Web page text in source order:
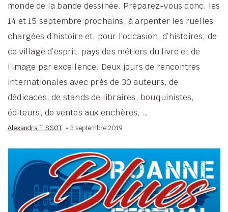
monde de la bande dessinée. Préparez-vous donc, les
14 et 15 septembre prochains, à arpenter les ruelles
chargées d’histoire et, pour l’occasion, d’histoires, de
ce village d’esprit, pays des métiers du livre et de
l’image par excellence. Deux jours de rencontres
internationales avec près de 30 auteurs, de
dédicaces, de stands de libraires, bouquinistes,
éditeurs, de ventes aux enchères, …
Alexandra TISSOT 3 septembre 2019